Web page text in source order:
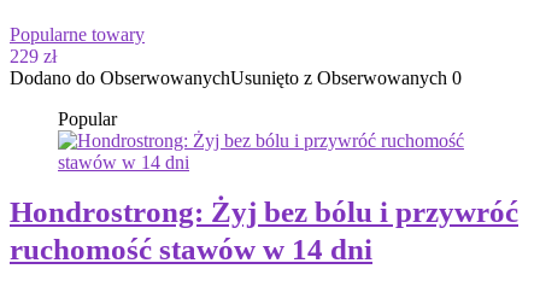
Popularne towary
229 zł
Dodano do ObserwowanychUsunięto z Obserwowanych 0
Popular
Hondrostrong: Żyj bez bólu i przywróć
ruchomość stawów w 14 dni